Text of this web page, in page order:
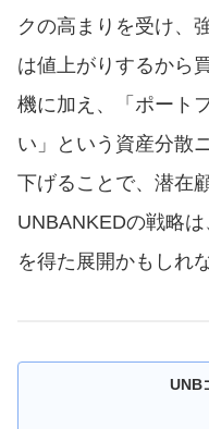
クの高まりを受け、
は値上がりするから
機に加え、「ポート
い」という資産分散
下げることで、潜在
UNBANKEDの戦略
を得た展開かもしれな
UNB